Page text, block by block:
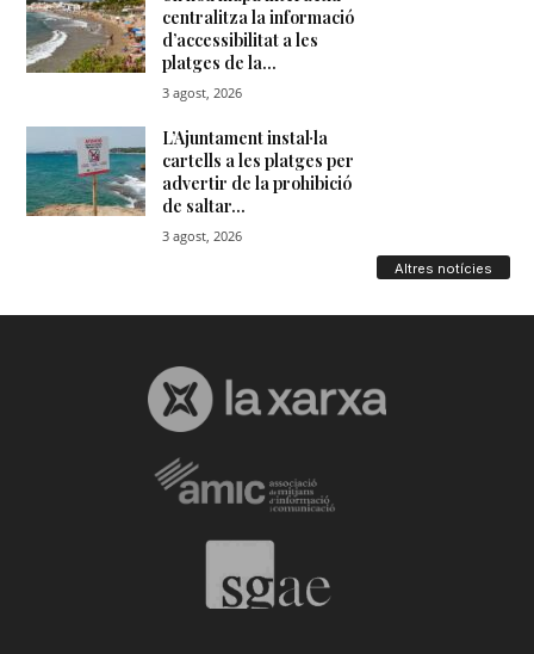
Altres notícies